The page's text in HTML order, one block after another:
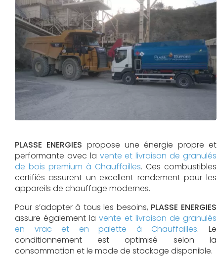
PLASSE ENERGIES propose une énergie propre et
performante avec la vente et livraison de granulés
de bois premium à Chauffailles. Ces combustibles
certifiés assurent un excellent rendement pour les
appareils de chauffage modernes.
Pour s’adapter à tous les besoins, PLASSE ENERGIES
assure également lavente et livraison de granulés
en vrac et en palette à Chauffailles. Le
conditionnement est optimisé selon la
consommation et le mode de stockage disponible.